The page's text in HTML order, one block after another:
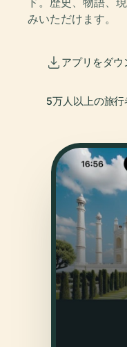
みいただけます。
アプリをダウ
5万人以上の旅行